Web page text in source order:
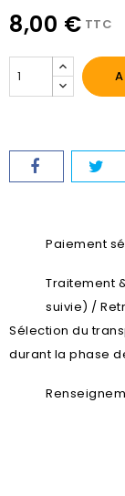
8,00 € TTC
Paiement
Traitement
suivie) /
Sélection du
durant la phase